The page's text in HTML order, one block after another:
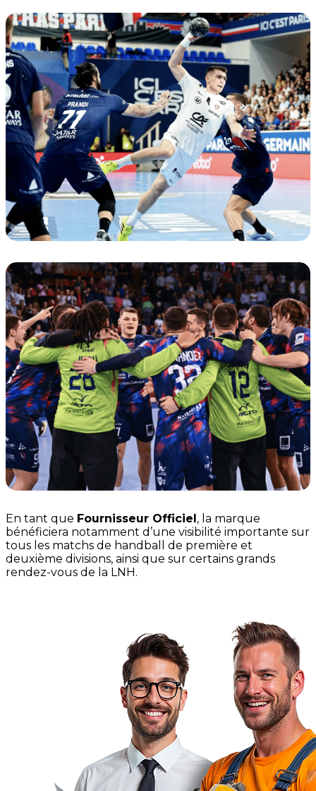
En tant que Fournisseur Officiel , la marque
bénéficiera notamment d’une visibilité importante sur
tous les matchs de handball de première et
deuxième divisions, ainsi que sur certains grands
rendez-vous de la LNH.